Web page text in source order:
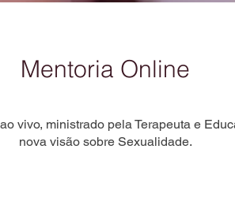
Mentoria Online
vivo, ministrado pela Terapeuta e
nova visão sobre Sexualidade.